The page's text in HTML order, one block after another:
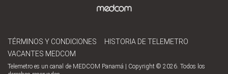
TÉRMINOS Y CONDICIONES
HISTORIA DE TELEMETRO
VACANTES MEDCOM
Telemetro es un canal de MEDCOM Panamá | Copyright © 2026. Todos los